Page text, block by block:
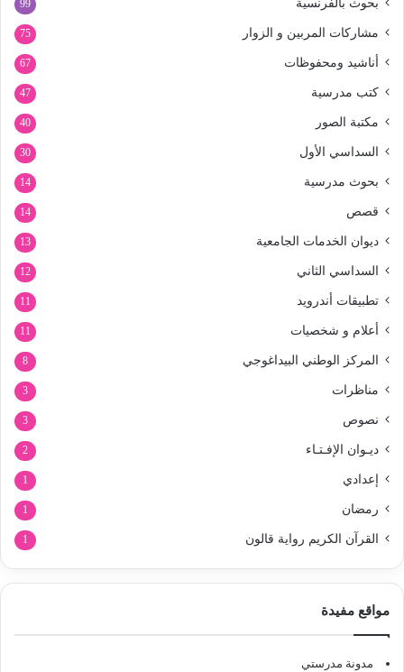
بحوث بالفرنسية 99
مشاركات المربين و الزوار 75
أناشيد ومحفوظات 67
كتب مدرسية 47
مكتبة الصور 40
السداسي الأول 30
بحوث مدرسية 14
قصص 14
ديوان الخدمات الجامعية 13
السداسي الثاني 12
تطبيقات أندرويد 11
أعلام و شخصيات 11
المركز الوطني البيداغوجي 8
مناظرات 3
نصوص 3
ديـوان الإفـتـاء 2
إعدادي 1
رمضان 1
القرآن الكريم رواية قالون 1
مواقع مفيدة
مدونة مدرستي